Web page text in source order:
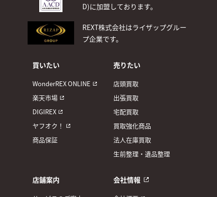
D)に加盟しております。
REXT株式会社はライザップグルー
プ企業です。
買いたい
WonderREX ONLINE
楽天市場
DIGIREX
ヤフオク！
商品保証
売りたい
店頭買取
出張買取
宅配買取
買取強化商品
法人在庫買取
生前整理・遺品整理
店舗案内 会社情報